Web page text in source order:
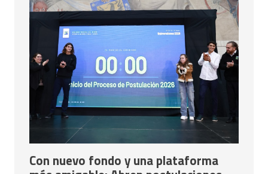
Con nuevo fondo y una plataforma